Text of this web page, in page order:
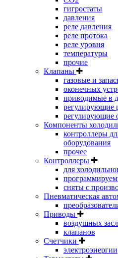
гигростаты
давления
реле давления
реле протока
реле уровня
температуры
прочие
Клапаны
газовые и
оконечных
приводимые в
регулирующие
регулирующие
Компоненты
контроллеры
оборудования
прочее
Контроллеры
для
сняты с
Пневматическая
Приводы
воздушных
клапанов
Счетчики
электроэнергии